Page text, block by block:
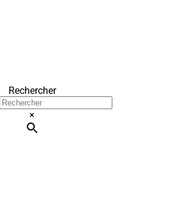
Rechercher
×